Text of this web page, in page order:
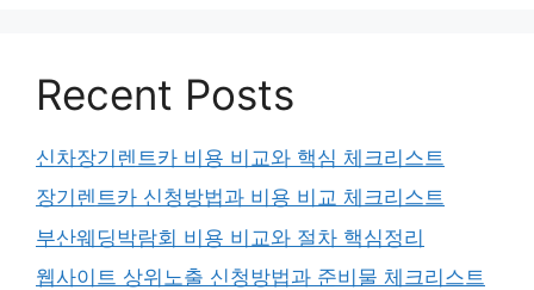
Recent Posts
신차장기렌트카 비용 비교와 핵심 체크리스트
장기렌트카 신청방법과 비용 비교 체크리스트
부산웨딩박람회 비용 비교와 절차 핵심정리
웹사이트 상위노출 신청방법과 준비물 체크리스트